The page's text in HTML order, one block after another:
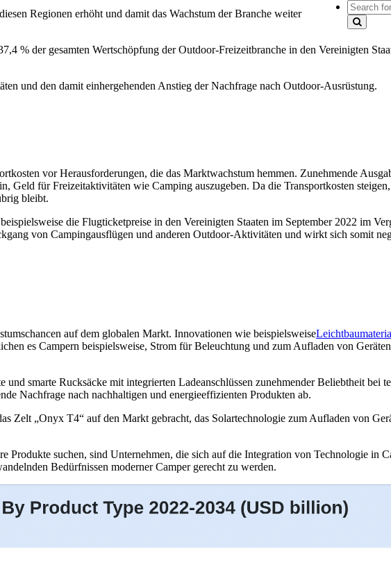
Regionen erhöht und damit das Wachstum der Branche weiter
% der gesamten Wertschöpfung der Outdoor-Freizeitbranche in den Vereinigten
und den damit einhergehenden Anstieg der Nachfrage nach Outdoor-Ausrüstung.
vor Herausforderungen, die das Marktwachstum hemmen. Zunehmende
Geld für Freizeitaktivitäten wie Camping auszugeben. Da die Transportkosten
bleibt.
die Flugticketpreise in den Vereinigten Staaten im September 2022 im
von Campingausflügen und anderen Outdoor-Aktivitäten und wirkt sich somit
auf dem globalen Markt. Innovationen wie beispielsweise
es Campern beispielsweise, Strom für Beleuchtung und zum Aufladen von
und smarte Rucksäcke mit integrierten Ladeanschlüssen zunehmender Beliebtheit
Nachfrage nach nachhaltigen und energieeffizienten Produkten ab.
Zelt „Onyx T4“ auf den Markt gebracht, das Solartechnologie zum Aufladen von
suchen, sind Unternehmen, die sich auf die Integration von Technologie in
Bedürfnissen moderner Camper gerecht zu werden.